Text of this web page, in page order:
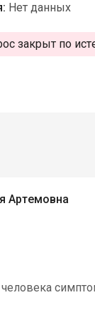
Нет данных
закрыт по
Артемовна